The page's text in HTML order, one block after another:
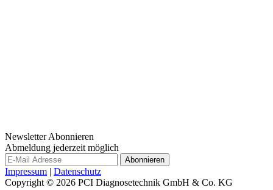
Newsletter Abonnieren
Abmeldung jederzeit möglich
Impressum | Datenschutz
Copyright © 2026 PCI Diagnosetechnik GmbH & Co. KG